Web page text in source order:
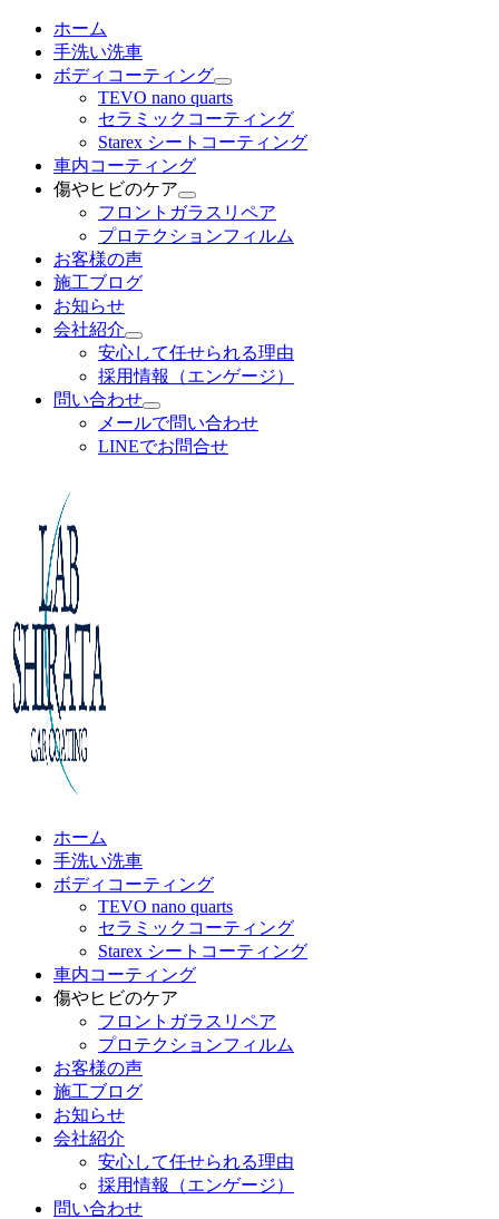
ホーム
手洗い洗車
ボディコーティング
TEVO nano quarts
セラミックコーティング
Starex シートコーティング
車内コーティング
傷やヒビのケア
フロントガラスリペア
プロテクションフィルム
お客様の声
施工ブログ
お知らせ
会社紹介
安心して任せられる理由
採用情報（エンゲージ）
問い合わせ
メールで問い合わせ
LINEでお問合せ
ホーム
手洗い洗車
ボディコーティング
TEVO nano quarts
セラミックコーティング
Starex シートコーティング
車内コーティング
傷やヒビのケア
フロントガラスリペア
プロテクションフィルム
お客様の声
施工ブログ
お知らせ
会社紹介
安心して任せられる理由
採用情報（エンゲージ）
問い合わせ